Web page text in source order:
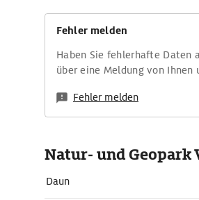
Fehler melden
Haben Sie fehlerhafte Daten
über eine Meldung von Ihnen
Fehler melden
Natur- und Geopark
Daun